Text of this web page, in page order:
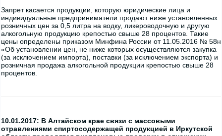
Запрет касается продукции, которую юридические лица и
индивидуальные предприниматели продают ниже установленных
розничных цен за 0,5 литра на водку, ликероводочную и другую
алкогольную продукцию крепостью свыше 28 процентов. Такие
цены определены приказом Минфина России от 11.05.2016 № 58н
«Об установлении цен, не ниже которых осуществляются закупка
(за исключением импорта), поставки (за исключением экспорта) и
розничная продажа алкогольной продукции крепостью свыше 28
процентов.
10.01.2017: В Алтайском крае связи с массовыми
отравлениями спиртосодержащей продукцией в Иркутской